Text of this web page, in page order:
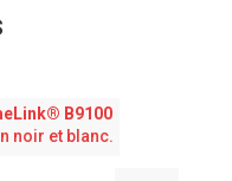
B9100
noir et blanc.